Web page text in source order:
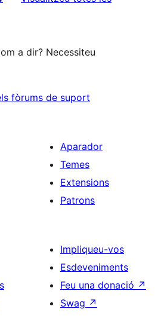
a dir? Necessiteu
fòrums de suport
Aparador
Temes
Extensions
Patrons
Impliqueu-vos
Esdeveniments
Feu una donació ↗
Swag ↗